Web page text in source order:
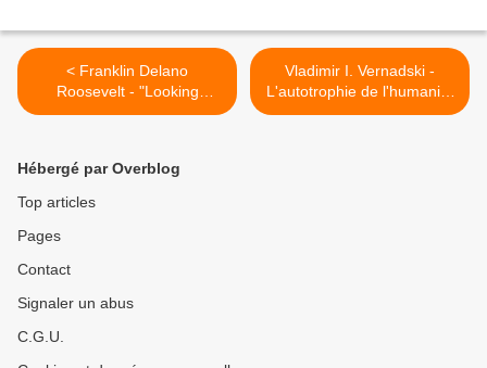
< Franklin Delano
Roosevelt - "Looking
Forward" - Chapitre IV
Vladimir I. Vernadski -
L'autotrophie de l'humanité
- 1925 (suite) >
Hébergé par Overblog
Top articles
Pages
Contact
Signaler un abus
C.G.U.